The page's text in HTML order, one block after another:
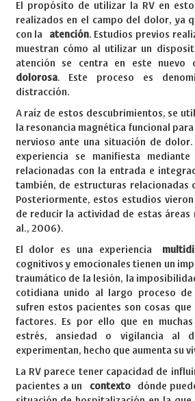
El propósito de utilizar la RV en
realizados en el campo del dolor, ya
con la atención. Estudios previos
muestran cómo al utilizar un
atención se centra en este nuevo
dolorosa. Este proceso es
distracción.
A raíz de estos descubrimientos, se
la resonancia magnética funcional
nervioso ante una situación de
experiencia se manifiesta
relacionadas con la entrada e
también, de estructuras relacionadas
Posteriormente, estos estudios
de reducir la actividad de estas
al., 2006).
El dolor es una experiencia
cognitivos y emocionales tienen un
traumático de la lesión, la
cotidiana unido al largo proceso
sufren estos pacientes son cosas
factores. Es por ello que en
estrés, ansiedad o vigilancia al
experimentan, hecho que aumenta su
La RV parece tener capacidad de
pacientes a un contextodónde